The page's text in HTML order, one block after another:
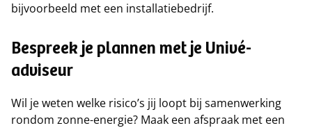
bijvoorbeeld met een installatiebedrijf.
Bespreek je plannen met je Univé-
adviseur
Wil je weten welke risico’s jij loopt bij samenwerking
rondom zonne-energie? Maak een afspraak met een